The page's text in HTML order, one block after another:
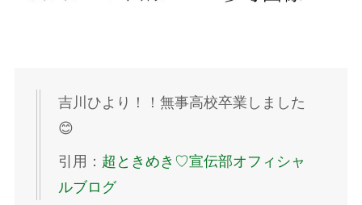
吉川ひより！！無事高校卒業しました
😊
引用： 超ときめき♡宣伝部オフィシャ
ルブログ